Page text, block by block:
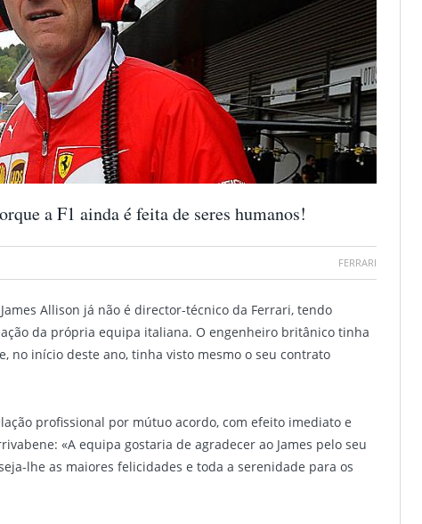
a F1 ainda é feita de seres humanos!
FERRARI
Allison já não é director-técnico da Ferrari, tendo
da própria equipa italiana. O engenheiro britânico tinha
no início deste ano, tinha visto mesmo o seu contrato
profissional por mútuo acordo, com efeito imediato e
«A equipa gostaria de agradecer ao James pelo seu
lhe as maiores felicidades e toda a serenidade para os